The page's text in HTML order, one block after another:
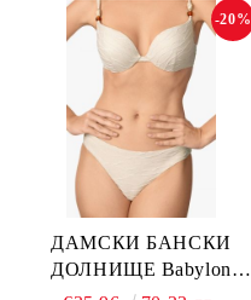
ДАМСКИ БАНСКИ
ДОЛНИЩЕ Babylon
-20%